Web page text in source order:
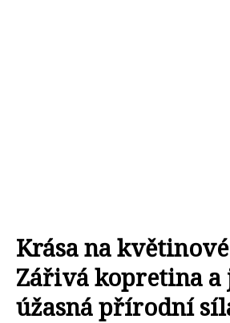
Krása na
Zářivá kopretina a
úžasná přírodní